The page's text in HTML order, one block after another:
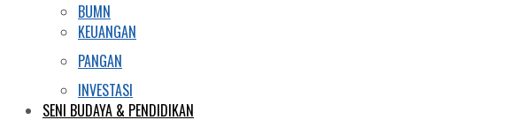
BUMN
PANGAN
SENI BUDAYA & PENDIDIKAN
KEUANGAN
INVESTASI